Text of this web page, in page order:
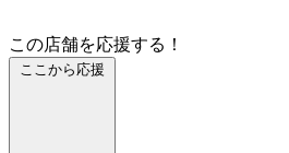
この店舗を応援する！
ここから応援